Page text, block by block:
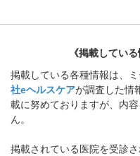
《掲載してい
掲載している各種情報は、
社eヘルスケアが調査した情
載に努めておりますが、内
ん。
掲載されている医院を受診